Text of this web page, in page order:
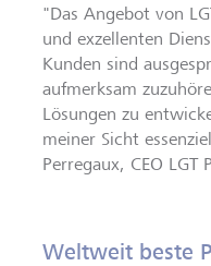
"Das Angebot von
und exzellenten
Kunden sind
aufmerksam
Lösungen zu
meiner Sicht
Perregaux, CEO LGT
Weltweit beste